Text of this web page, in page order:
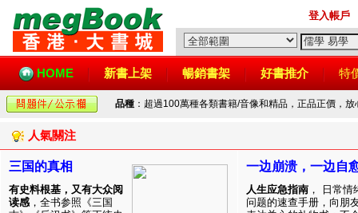
登入帳戶
HOME 新書上架 暢銷書架 好書推介 特
品種 ：超過100萬種各類書籍/音像和精品，正品正價，
人氣關注
三国的真相
有史料根基，又有大众阅
读感 ，全书参照《三国
一边崩溃，一边自
人生应急指南 ， 日常情
问题的速查手册，向朋